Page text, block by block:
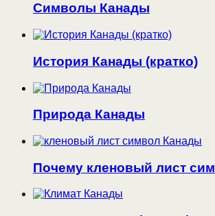
Символы Канады
История Канады (кратко)
Природа Канады
Почему кленовый лист